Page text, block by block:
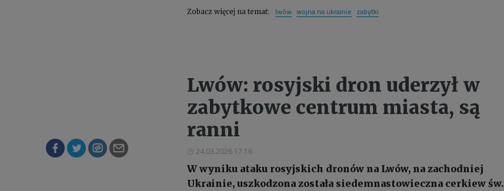
Zobacz więcej na temat: lwów wojna na ukrainie zabytki
Lwów: rosyjski dron uderzył w
zabytkowe centrum miasta, są
ranni
24.03.2026 17:16
W wyniku ataku rosyjskich dronów na Lwów, na zachodniej
Ukrainie, uszkodzona została siedemnastowieczna cerkiew św.